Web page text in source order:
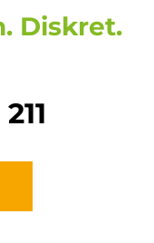
Diskret.